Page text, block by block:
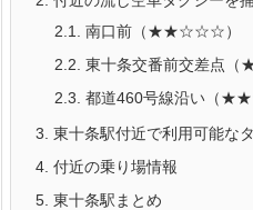
2.1.
南口前（★★☆☆☆）
2.2. 東十条交番前交差点
2.3. 都道460号線沿い（
3. 東十条駅付近で利用可能な
4. 付近の乗り場情報
5. 東十条駅まとめ